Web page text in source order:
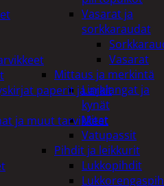
Vasarat ja
sorkkaraudat
Vasarat
Mittaus ja merkintä
Linjalangat ja
kynät
Mitat
Vatupassit
Pihdit ja leikkurit
Lukkopihdit
paperit ja arkit
ja muut tarvikkeet